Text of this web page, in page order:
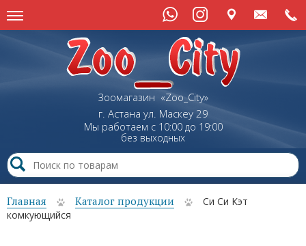
Зоомагазин «Zoo_City»
г. Астана ул. Маскеу29
Мы работаем с 10:00 до 19:00
без выходных
Главная Каталог продукции
Си Си Кэт
комкующийся